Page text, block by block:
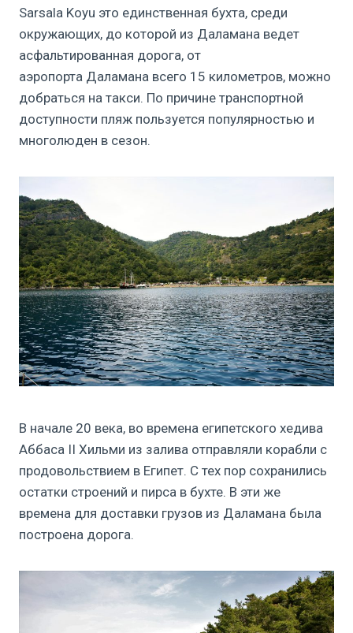
Sarsala Koyu это единственная бухта, среди
окружающих, до которой из Даламана ведет
асфальтированная дорога, от
аэропорта Даламана всего 15 километров, можно
добраться на такси. По причине транспортной
доступности пляж пользуется популярностью и
многолюден в сезон.
В начале 20 века, во времена египетского хедива
Аббаса II Хильми из залива отправляли корабли с
продовольствием в Египет. С тех пор сохранились
остатки строений и пирса в бухте. В эти же
времена для доставки грузов из Даламана была
построена дорога.